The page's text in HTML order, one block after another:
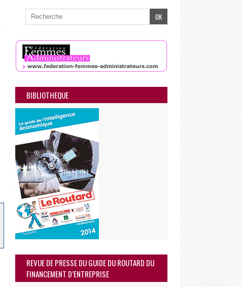
BIBLIOTHEQUE
REVUE DE PRESSE DU GUIDE DU ROUTARD DU
FINANCEMENT D’ENTREPRISE